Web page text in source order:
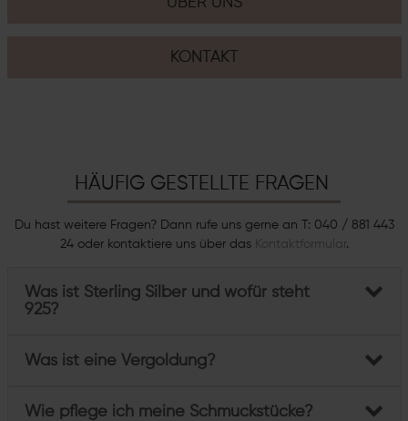
KONTAKT
HÄUFIG GESTELLTE FRAGEN
Du hast weitere Fragen? Dann rufe uns gerne an T: 040 / 881 443
24 oder kontaktiere uns über das
Kontaktformular.
Was ist Sterling Silber und wofür steht
925?
Was ist eine Vergoldung?
Wie pflege ich meine Schmuckstücke?